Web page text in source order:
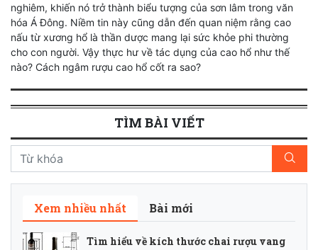
nghiêm, khiến nó trở thành biểu tượng của sơn lâm trong văn
hóa Á Đông. Niềm tin này cũng dẫn đến quan niệm rằng cao
nấu từ xương hổ là thần dược mang lại sức khỏe phi thường
cho con người. Vậy thực hư về tác dụng của cao hổ như thế
nào? Cách ngâm rượu cao hổ cốt ra sao?
TÌM BÀI VIẾT
Xem nhiều nhất Bài mới
Tìm hiểu về kích thước chai rượu vang